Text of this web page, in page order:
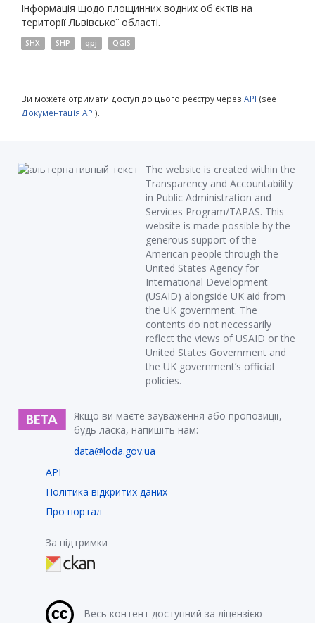
Інформація щодо площинних водних об'єктів на
території Львівської області.
SHX SHP qpj QGIS
Ви можете отримати доступ до цього реєстру через API (see
Документація API).
The website is created within the
Transparency and Accountability
in Public Administration and
Services Program/TAPAS. This
website is made possible by the
generous support of the
American people through the
United States Agency for
International Development
(USAID) alongside UK aid from
the UK government. The
contents do not necessarily
reflect the views of USAID or the
United States Government and
the UK government’s official
policies.
Якщо ви маєте зауваження або пропозиції,
будь ласка, напишіть нам:
data@loda.gov.ua
API
Політика відкритих даних
Про портал
За підтримки
Весь контент доступний за ліцензією